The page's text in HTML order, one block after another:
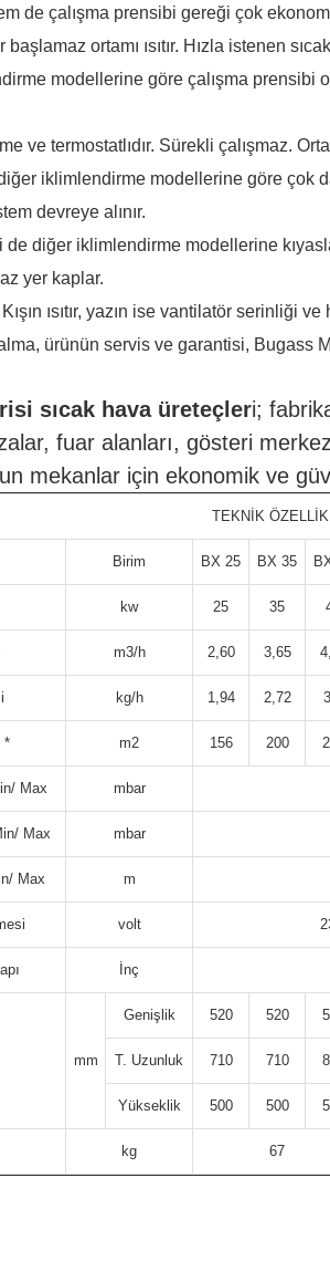
de çalışma prensibi gereği çok
ortamı ısıtır. Hızla istenen
modellerine göre çalışma prensibi
termostatlıdır. Sürekli çalışmaz.
iklimlendirme modellerine göre çok
devreye alınır.
diğer iklimlendirme modellerine
yer kaplar.
ısıtır, yazın ise vantilatör serinliği
ürünün servis ve garantisi, Bugass
sıcak hava üreteçleri;
fuar alanları, gösteri
mekanlar için ekonomik ve
TEKNİK
Birim BX 25 BX 35
kw 25 35
m3/h 2,60 3,65
kg/h 1,94 2,72
* m2 156 200
Max mbar
Max mbar
Max m
volt
İnç
mm
Genişlik 520 520
T. Uzunluk 710 710
Yükseklik 500 500
kg 67